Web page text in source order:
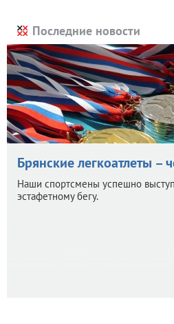
Последние новости
Брянские легкоатлеты –
Наши спортсмены успешно
эстафетному бегу.